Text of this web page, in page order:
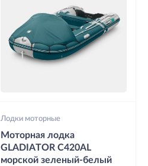
Лодки моторные
Моторная лодка
GLADIATOR C420AL
морской зеленый-белый